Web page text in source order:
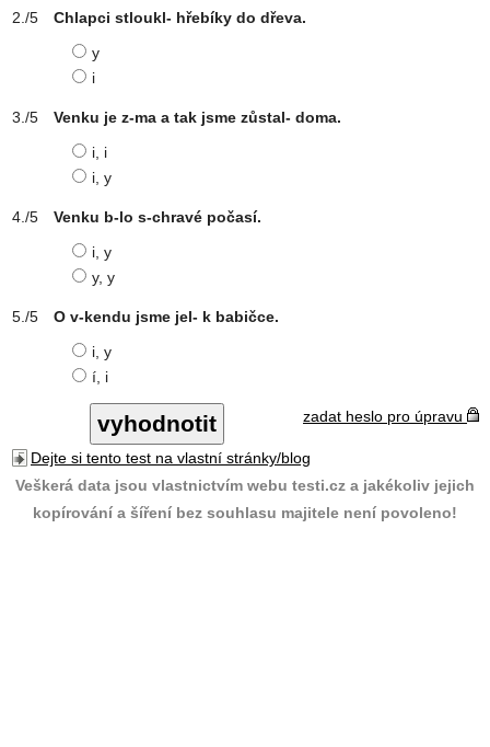
Chlapci stloukl- hřebíky do dřeva.
y
i
Venku je z-ma a tak jsme zůstal- doma.
i, i
i, y
Venku b-lo s-chravé počasí.
i, y
y, y
O v-kendu jsme jel- k babičce.
i, y
í, i
zadat heslo pro úpravu
Dejte si tento test na vlastní stránky/blog
Veškerá data jsou vlastnictvím webu testi.cz a jakékoliv jejich
kopírování a šíření bez souhlasu majitele není povoleno!